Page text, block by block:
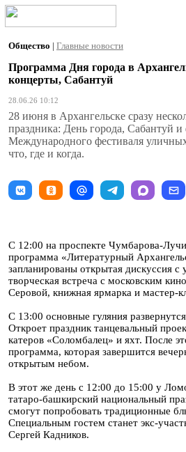
Общество | Главные новости
Программа Дня города в
концерты, Сабантуй
28.06.26 10:12
28 июня в Архангельске сразу
праздника: День города, Сабантуй
Международного фестиваля
что, где и когда.
С 12:00 на проспекте Чумбарова-
программа «Литературный
запланированы открытая дискуссия с
творческая встреча с московским
Серовой, книжная ярмарка и мастер-
С 13:00 основные гуляния
Откроет праздник танцевальный
катеров «Соломбалец» и яхт. После
программа, которая завершится
открытым небом.
В этот же день с 12:00 до 15:00 у
татаро-башкирский национальный
смогут попробовать традиционные
Специальным гостем станет экс-
Сергей Кадников.